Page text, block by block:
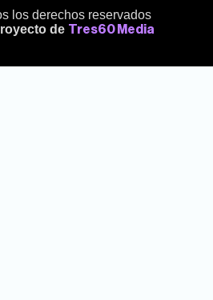
los derechos reservados
de Tres60 Media